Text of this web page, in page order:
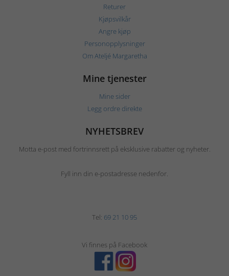
Returer
Kjøpsvilkår
Angre kjøp
Personopplysninger
Om Ateljé Margaretha
Mine tjenester
Mine sider
Legg ordre direkte
NYHETSBREV
Motta e-post med fortrinnsrett på eksklusive rabatter og nyheter.
Fyll inn din e-postadresse nedenfor.
Tel: 69 21 10 95
Vi finnes på Facebook